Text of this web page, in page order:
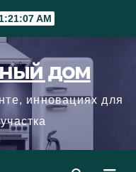
AM
дом
инновациях для